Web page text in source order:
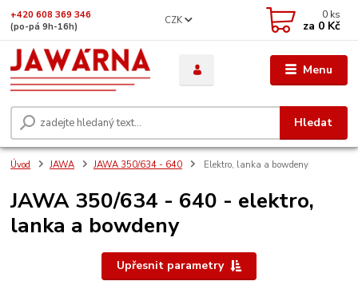
Menu
CZK
Hledat
+420 608 369 346
(po-pá 9h-16h)
0 ks
za 0 Kč
Úvod JAWA JAWA 350/634 - 640 Elektro, lanka a bowdeny
JAWA 350/634 - 640 - elektro,
lanka a bowdeny
Upřesnit parametry